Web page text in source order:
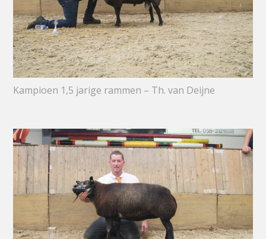
Kampioen 1,5 jarige rammen – Th. van Deijne